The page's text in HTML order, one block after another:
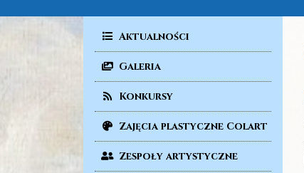
Aktualności
Galeria
Konkursy
Zajęcia plastyczne Colart
Zespoły artystyczne